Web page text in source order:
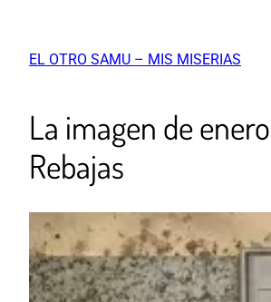
EL OTRO SAMU – MIS MISERIAS
La imagen de
Rebajas